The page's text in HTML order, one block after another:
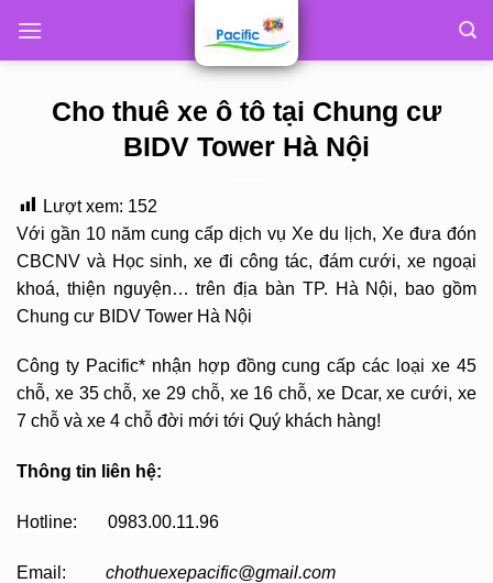
Cho thuê xe ô tô tại Chung cư
BIDV Tower Hà Nội
Lượt xem: 152
Với gần 10 năm cung cấp dịch vụ Xe du lịch, Xe đưa đón
CBCNV và Học sinh, xe đi công tác, đám cưới, xe ngoại
khoá, thiện nguyện… trên địa bàn TP. Hà Nội, bao gồm
Chung cư BIDV Tower Hà Nội
Công ty Pacific* nhận hợp đồng cung cấp các loại xe 45
chỗ, xe 35 chỗ, xe 29 chỗ, xe 16 chỗ, xe Dcar, xe cưới, xe
7 chỗ và xe 4 chỗ đời mới tới Quý khách hàng!
Thông tin liên hệ:
Hotline: 0983.00.11.96
Email: chothuexepacific@gmail.com